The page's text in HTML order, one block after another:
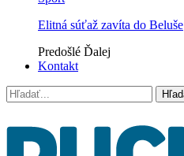
Elitná súťaž zavíta do Beluše
Predošlé Ďalej
Kontakt